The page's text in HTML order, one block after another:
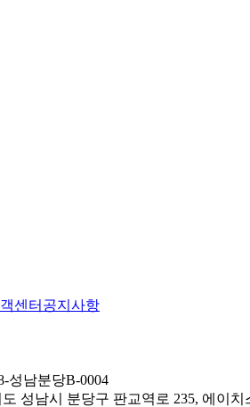
센터 공지사항
성남분당B-0004
성남시 분당구 판교역로 235, 에이치